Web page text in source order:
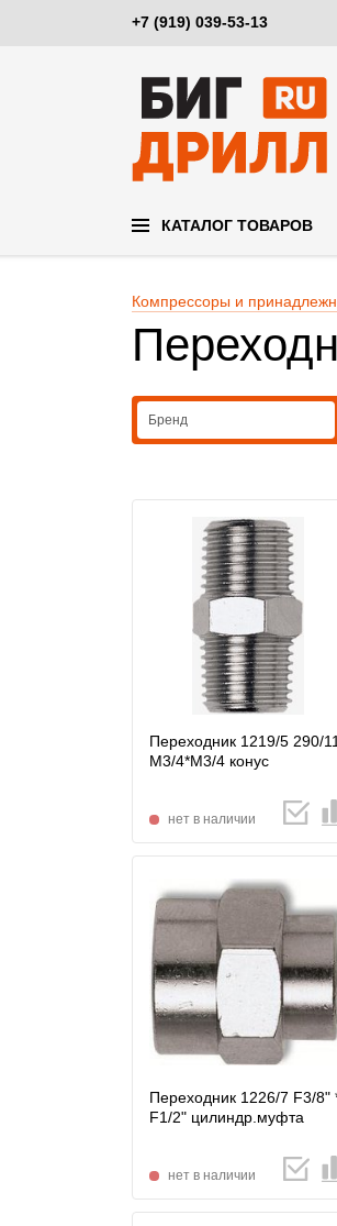
+7 (919) 039-53-13
КАТАЛОГ ТОВАРОВ
Компрессоры и
Бренд
Переходник 1219/5 290/11
М3/4*М3/4 конус
нет в наличии
Переходник 1226/7 F3/8"
F1/2" цилиндр.муфта
нет в наличии